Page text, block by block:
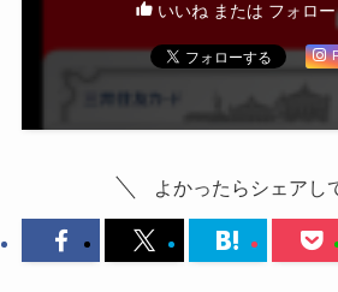
いいね または フォロ
よかったらシェアし